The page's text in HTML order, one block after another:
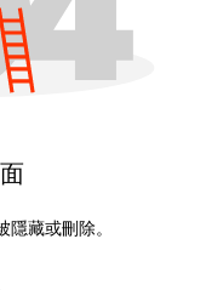
藏或刪除。